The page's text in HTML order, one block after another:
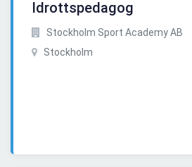
Idrottspedagog
Stockholm Sport Academy AB
Stockholm